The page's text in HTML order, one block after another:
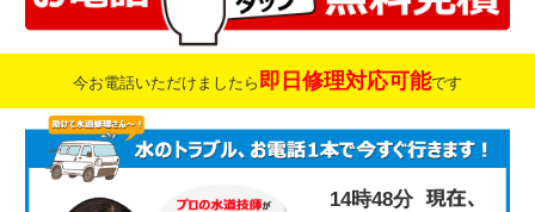
今お電話いただけましたら 即日修理対応可能です
14時48分